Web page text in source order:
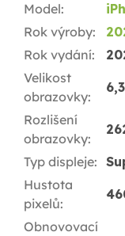
Model:
Rok výroby:
Rok vydání:
Velikost
obrazovky:
Rozlišení
obrazovky:
Typ displeje:
Hustota
pixelů:
Obnovovací